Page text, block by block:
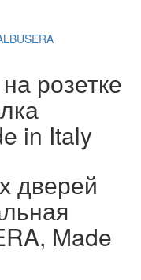
розетке
in Italy
дверей
Made